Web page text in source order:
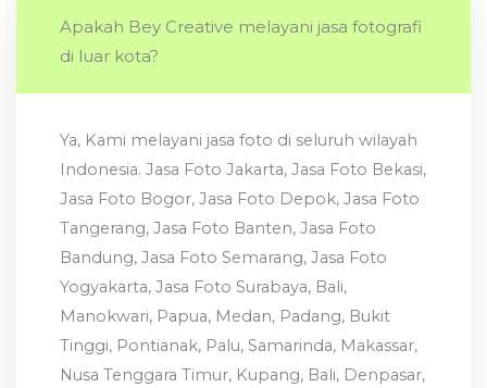
Apakah Bey Creative melayani jasa fotografi
di luar kota?
Ya, Kami melayani jasa foto di seluruh wilayah
Indonesia. Jasa Foto Jakarta, Jasa Foto Bekasi,
Jasa Foto Bogor, Jasa Foto Depok, Jasa Foto
Tangerang, Jasa Foto Banten, Jasa Foto
Bandung, Jasa Foto Semarang, Jasa Foto
Yogyakarta, Jasa Foto Surabaya, Bali,
Manokwari, Papua, Medan, Padang, Bukit
Tinggi, Pontianak, Palu, Samarinda, Makassar,
Nusa Tenggara Timur, Kupang, Bali, Denpasar,